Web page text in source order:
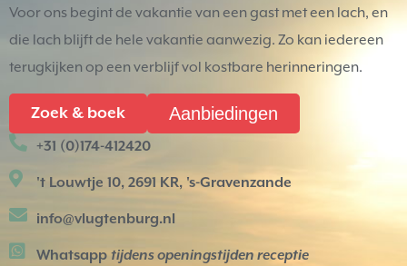
Voor ons begint de vakantie van een gast met een lach, en
die lach blijft de hele vakantie aanwezig. Zo kan iedereen
terugkijken op een verblijf vol kostbare herinneringen.
Zoek & boek Aanbiedingen
+31 (0)174-412420
't Louwtje 10, 2691 KR, 's-Gravenzande
info@vlugtenburg.nl
Whatsapp tijdens openingstijden receptie